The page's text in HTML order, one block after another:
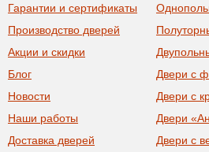
Гарантии и сертификаты
Производство дверей
Акции и скидки
Блог
Новости
Наши работы
Доставка дверей
Двери с
Двери с
Двери
Двери с